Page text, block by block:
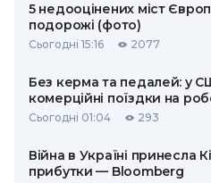
5 недооцінених міст
подорожі (фото)
Сьогодні 15:16 2077
Без керма та педалей: у
комерційні поїздки на
Сьогодні 01:04 293
Війна в Україні принесла
прибутки — Bloomberg